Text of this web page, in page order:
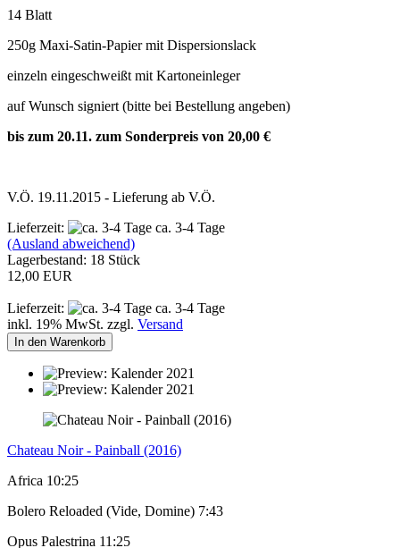
14 Blatt
250g Maxi-Satin-Papier mit Dispersionslack
einzeln eingeschweißt mit Kartoneinleger
auf Wunsch signiert (bitte bei Bestellung angeben)
bis zum 20.11. zum Sonderpreis von 20,00 €
V.Ö. 19.11.2015 - Lieferung ab V.Ö.
Lieferzeit:
ca. 3-4 Tage
(Ausland abweichend)
Lagerbestand: 18 Stück
12,00 EUR
Lieferzeit:
ca. 3-4 Tage
inkl. 19% MwSt. zzgl. Versand
In den Warenkorb
Chateau Noir - Painball (2016)
Africa 10:25
Bolero Reloaded (Vide, Domine) 7:43
Opus Palestrina 11:25